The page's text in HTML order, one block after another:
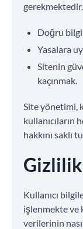
gerekmektedir.
Doğru
Yasalara
Sitenin
kaçınmak.
Site yönetimi,
kullanıcıların
hakkını saklı
Gizlilik
Kullanıcı
işlenmekte ve
verilerinin